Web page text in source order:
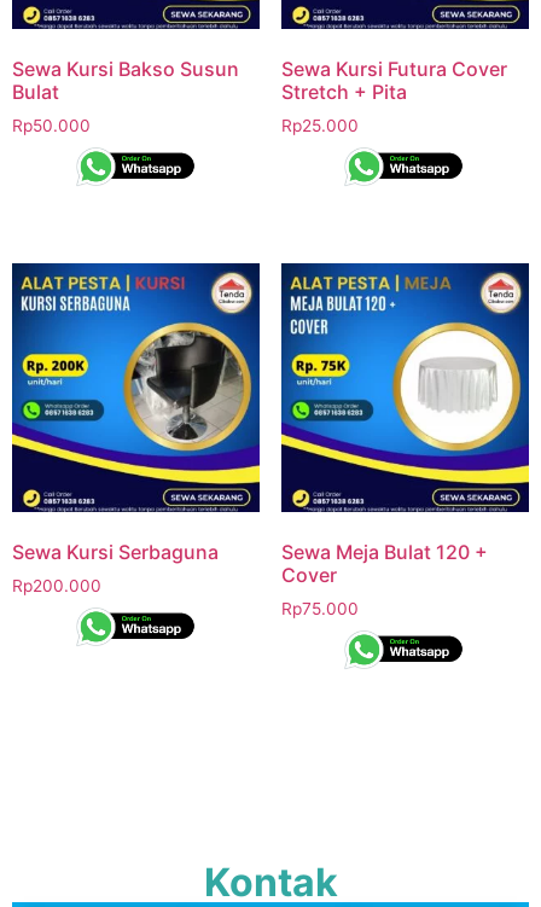
Sewa Kursi Bakso Susun
Bulat
Rp50.000
Sewa Kursi Futura Cover
Stretch + Pita
Rp25.000
Sewa Kursi Serbaguna
Rp200.000
Sewa Meja Bulat 120 +
Cover
Rp75.000
Kontak